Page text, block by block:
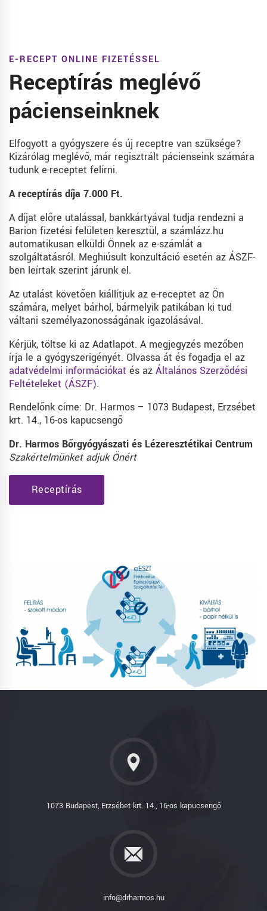
E-RECEPT ONLINE FIZETÉSSEL
Receptírás meglévő
pácienseinknek
Elfogyott a gyógyszere és új receptre van szüksége?
Kizárólag meglévő, már regisztrált pácienseink számára
tudunk e-receptet felírni.
A receptírás díja 7.000 Ft.
A díjat előre utalással, bankkártyával tudja rendezni a
Barion fizetési felületen keresztül, a számlázz.hu
automatikusan elküldi Önnek az e-számlát a
szolgáltatásról. Meghiúsult konzultáció esetén az ÁSZF-
ben leírtak szerint járunk el.
Az utalást követően kiállítjuk az e-receptet az Ön
számára, melyet bárhol, bármelyik patikában ki tud
váltani személyazonosságának igazolásával.
Kérjük, töltse ki az Adatlapot. A megjegyzés mezőben
írja le a gyógyszerigényét. Olvassa át és fogadja el az
adatvédelmi információkat és az Általános Szerződési
Feltételeket (ÁSZF).
Rendelőnk címe: Dr. Harmos – 1073 Budapest, Erzsébet
krt. 14., 16-os kapucsengő
Dr. Harmos Bőrgyógyászati és Lézeresztétikai Centrum
Szakértelmünket adjuk Önért
Receptírás
1073 Budapest, Erzsébet krt. 14., 16-os kapucsengő
info@drharmos.hu